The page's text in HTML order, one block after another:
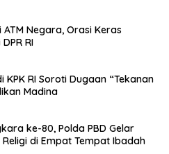
Negara, Orasi Keras
RI
RI Soroti Dugaan “Tekanan
Madina
ke-80, Polda PBD Gelar
di Empat Tempat Ibadah